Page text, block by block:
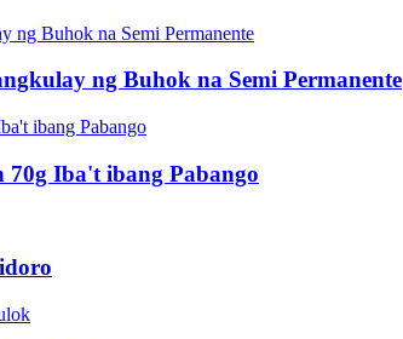
ng Buhok na Semi Permanente
70g Iba't ibang Pabango